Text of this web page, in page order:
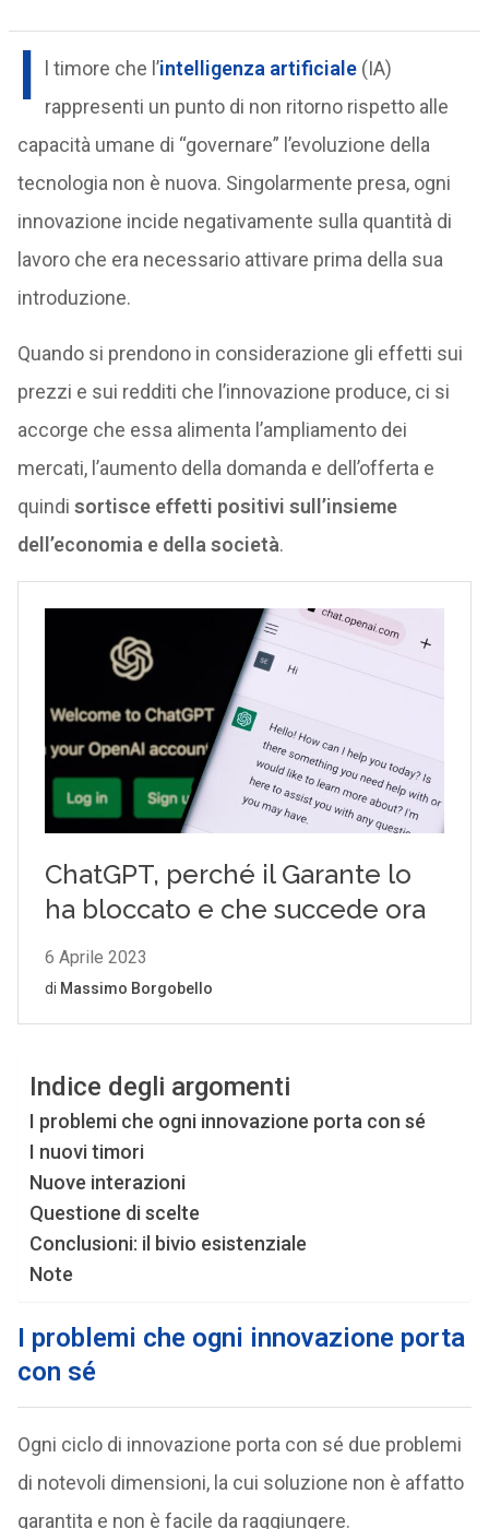
I l timore che l’intelligenza artificiale(IA)
rappresenti un punto di non ritorno rispetto alle
capacità umane di “governare” l’evoluzione della
tecnologia non è nuova. Singolarmente presa, ogni
innovazione incide negativamente sulla quantità di
lavoro che era necessario attivare prima della sua
introduzione.
Quando si prendono in considerazione gli effetti sui
prezzi e sui redditi che l’innovazione produce, ci si
accorge che essa alimenta l’ampliamento dei
mercati, l’aumento della domanda e dell’offerta e
quindi sortisce effetti positivi sull’insieme
dell’economia e della società.
Indice degli argomenti
I problemi che ogni innovazione porta con sé
I nuovi timori
Nuove interazioni
Questione di scelte
Conclusioni: il bivio esistenziale
Note
I problemi che ogni innovazione porta
con sé
Ogni ciclo di innovazione porta con sé due problemi
di notevoli dimensioni, la cui soluzione non è affatto
garantita e non è facile da raggiungere.